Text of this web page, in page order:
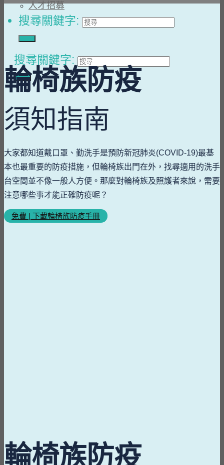
人才招募
搜尋關鍵字:
搜尋關鍵字:
輪椅族防疫
須知指南
大家都知道戴口罩、勤洗手是預防新冠肺炎(COVID-19)最基
本也最重要的防疫措施，但輪椅族出門在外，找尋適用的洗手
台空間並不像一般人方便。那麼對輪椅族及照護者來說，需要
注意哪些事才能正確防疫呢？
免費 | 下載輪椅族防疫手冊
輪椅族防疫